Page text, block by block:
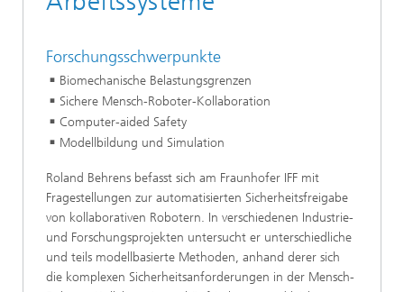
Forschungsschwerpunkte
Biomechanische Belastungsgrenzen
Sichere Mensch-Roboter-Kollaboration
Computer-aided Safety
Modellbildung und Simulation
Roland Behrens befasst sich am Fraunhofer IFF mit
Fragestellungen zur automatisierten Sicherheitsfreigabe
von kollaborativen Robotern. In verschiedenen Industrie-
und Forschungsprojekten untersucht er unterschiedliche
und teils modellbasierte Methoden, anhand derer sich
die komplexen Sicherheitsanforderungen in der Mensch-